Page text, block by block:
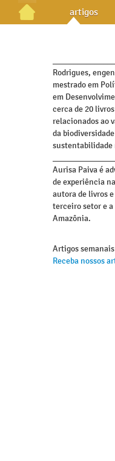
artigos
Rodrigues,
mestrado em
em
cerca de 20
relacionados ao
da
sustentabilidade
Aurisa Paiva é
de experiência
autora de livros
terceiro setor e
Amazônia.
Artigos
Receba nossos